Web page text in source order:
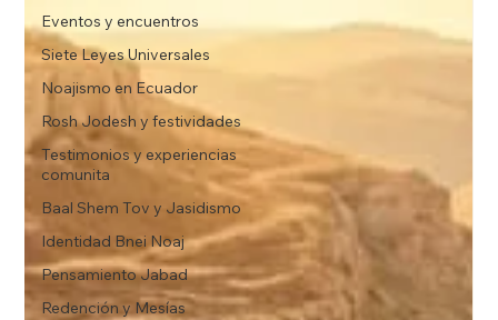
Eventos y encuentros
Siete Leyes Universales
Noajismo en Ecuador
Rosh Jodesh y festividades
Testimonios y experiencias
comunita
Baal Shem Tov y Jasidismo
Identidad Bnei Noaj
Pensamiento Jabad
Redención y Mesías